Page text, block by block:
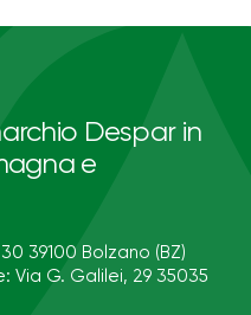
Despar in
e
39100 Bolzano (BZ)
Via G. Galilei, 29 35035